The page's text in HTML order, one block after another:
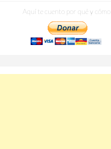
Aquí te cuento por qué y cómo